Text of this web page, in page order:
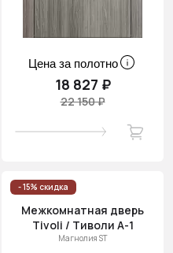
Цена за полотно
18 827 ₽
22 150 ₽
- 15% скидка
Межкомнатная дверь
Tivoli / Тиволи А-1
Магнолия ST